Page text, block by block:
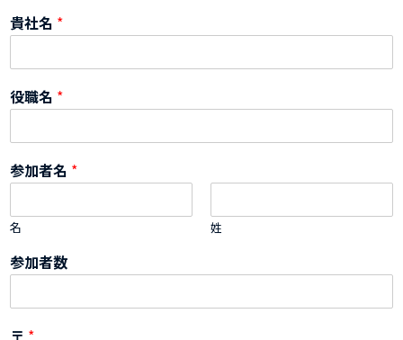
貴社名 *
役職名 *
参加者名 *
名 姓
参加者数